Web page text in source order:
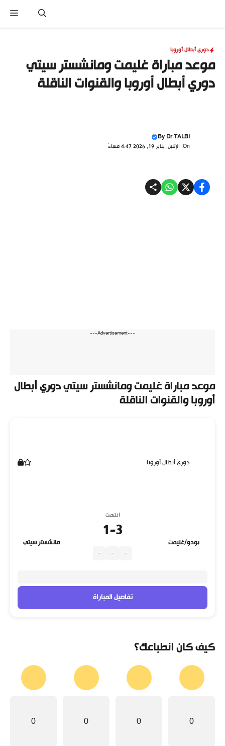
المحتوى
دوري أبطال أوروبا
موعد مباراة غليمت ومانشستر سيتي
دوري أبطال أوروبا والقنوات الناقلة
ByDr TALBI
On: الإثنين, يناير 19, 2026 4:47 مساءً
---Advertisement---
موعد مباراة غليمت ومانشستر سيتي دوري أبطال
أوروبا والقنوات الناقلة
دوري أبطال أوروبا
بودو/غليمت
انتهت
3
-
1
-
-
-
مانشستر سيتي
تفاصيل المباراة
كيف كان انطباعك؟
0
0
0
0